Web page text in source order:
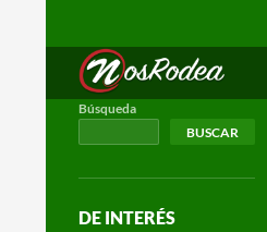
Nos Rodea
Search
Búsqueda
BUSCAR
DE INTERÉS